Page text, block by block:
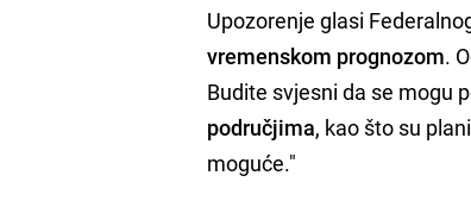
Upozorenje glasi
vremenskom prognozom.
Budite svjesni da se mogu
područjima, kao što su
moguće."